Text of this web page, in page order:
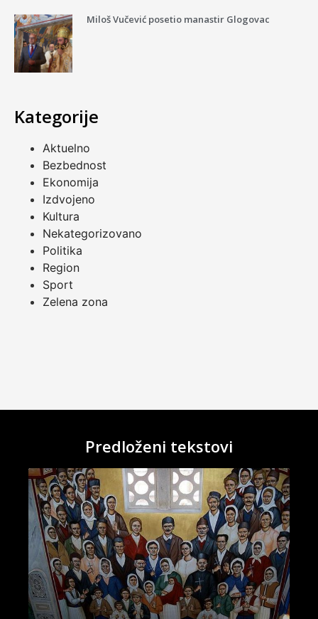
Miloš Vučević posetio manastir Glogovac
Kategorije
Aktuelno
Bezbednost
Ekonomija
Izdvojeno
Kultura
Nekategorizovano
Politika
Region
Sport
Zelena zona
Predloženi tekstovi